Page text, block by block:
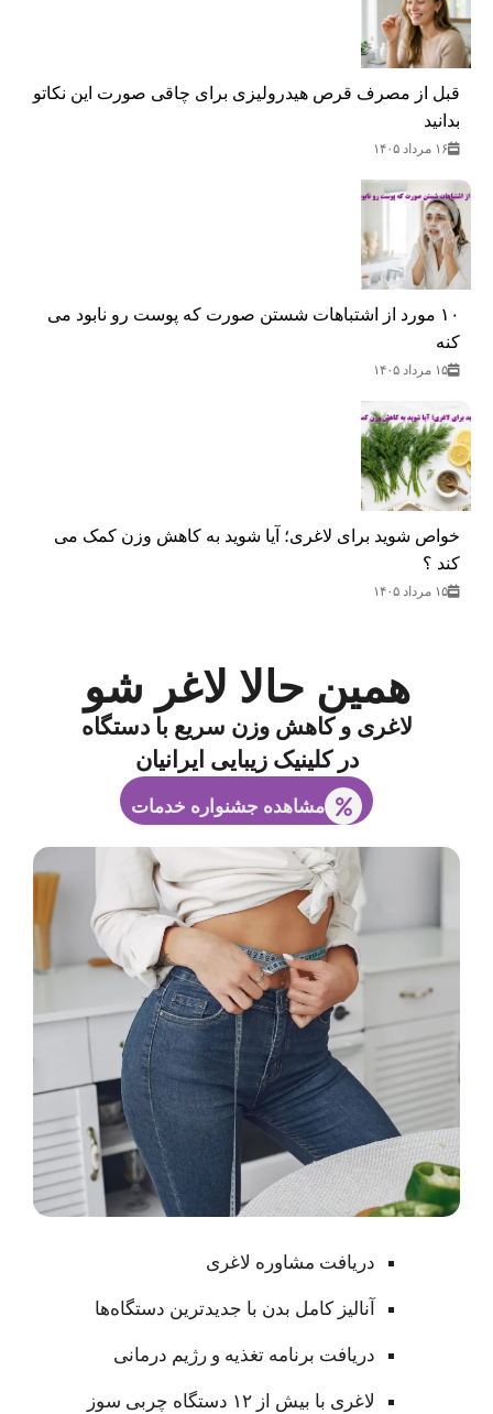
قبل از مصرف قرص هیدرولیزی برای چاقی صورت این نکاتو
بدانید
۱۶ مرداد ۱۴۰۵
۱۰ مورد از اشتباهات شستن صورت که پوست رو نابود می
کنه
۱۵ مرداد ۱۴۰۵
خواص شوید برای لاغری؛ آیا شوید به کاهش وزن کمک می‌
کند ؟
۱۵ مرداد ۱۴۰۵
همین حالا لاغر شو
لاغری و کاهش وزن سریع با دستگاه
در کلینیک زیبایی ایرانیان
مشاهده جشنواره خدمات
دریافت مشاوره لاغری
آنالیز کامل بدن با جدیدترین دستگاه‌ها
دریافت برنامه تغذیه و رژیم درمانی
لاغری با بیش از ۱۲ دستگاه چربی سوز